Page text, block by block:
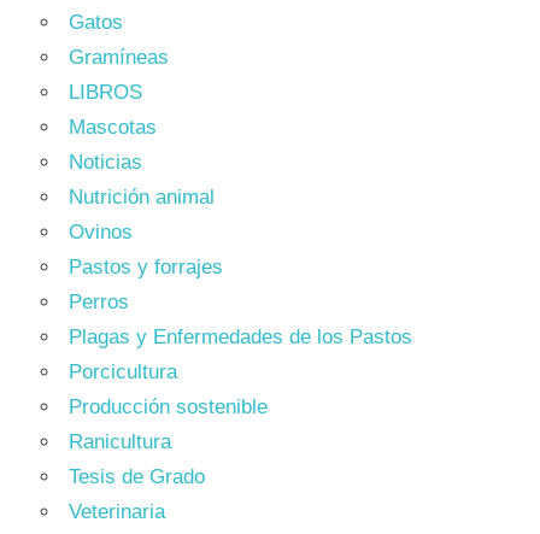
Gatos
Gramíneas
LIBROS
Mascotas
Noticias
Nutrición animal
Ovinos
Pastos y forrajes
Perros
Plagas y Enfermedades de los Pastos
Porcicultura
Producción sostenible
Ranicultura
Tesis de Grado
Veterinaria